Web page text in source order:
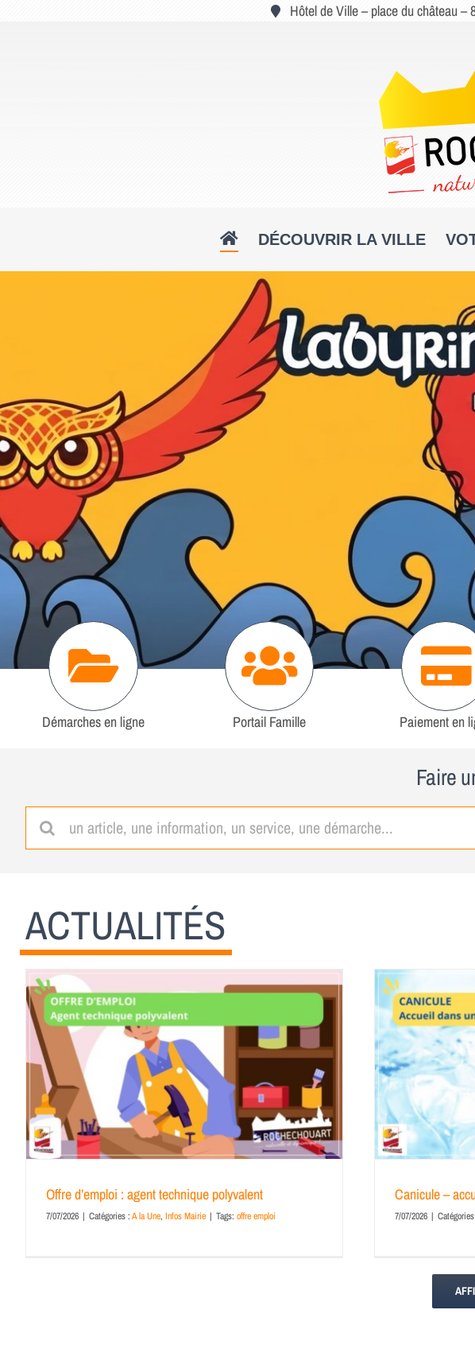
Hôtel de Ville – place du château
DÉCOUVRIR LA VILLE
Démarches en ligne Portail Famille Paiement en
Faire
Rechercher:
ACTUALITÉS
Offre d’emploi : agent technique polyvalent
7/07/2026 | Catégories :A la Une, Infos Mairie | Tags: offre emploi
Canicule –
7/07/2026 |